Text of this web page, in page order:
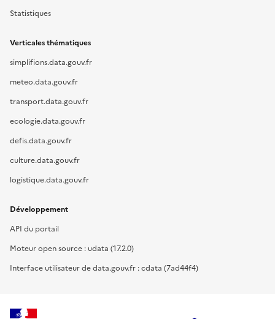
Statistiques
Verticales thématiques
simplifions.data.gouv.fr
meteo.data.gouv.fr
transport.data.gouv.fr
ecologie.data.gouv.fr
defis.data.gouv.fr
culture.data.gouv.fr
logistique.data.gouv.fr
Développement
API du portail
Moteur open source : udata (17.2.0)
Interface utilisateur de data.gouv.fr : cdata (7ad44f4)